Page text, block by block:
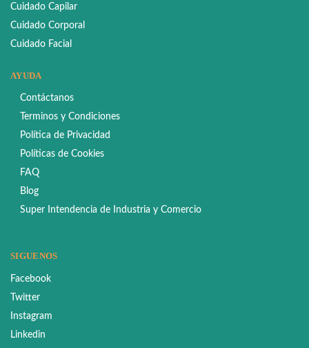
Cuidado Capilar
Cuidado Corporal
Cuidado Facial
AYUDA
Contáctanos
Terminos y Condiciones
Política de Privacidad
Políticas de Cookies
FAQ
Blog
Super Intendencia de Industria y Comercio
SIGUENOS
Facebook
Twitter
Instagram
Linkedin